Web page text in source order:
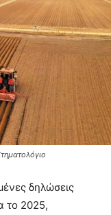
δηλώσεις
το 2025,